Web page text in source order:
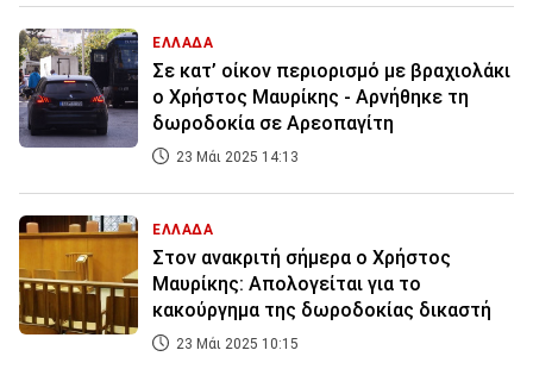
ΕΛΛΑΔΑ
Σε κατ’ οίκον περιορισμό με βραχιολάκι
ο Χρήστος Μαυρίκης - Αρνήθηκε τη
δωροδοκία σε Αρεοπαγίτη
23 Μάι 2025 14:13
ΕΛΛΑΔΑ
Στον ανακριτή σήμερα ο Χρήστος
Μαυρίκης: Απολογείται για το
κακούργημα της δωροδοκίας δικαστή
23 Μάι 2025 10:15